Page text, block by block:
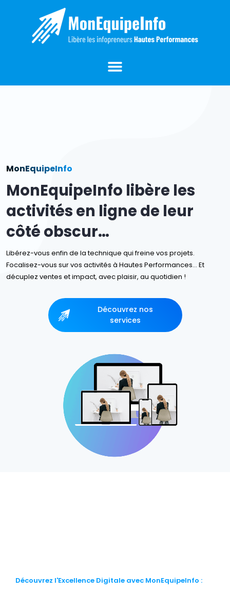
MonEquipeInfo
MonEquipeInfo libère les
activités en ligne de leur
côté obscur…
Libérez-vous enfin de la technique qui freine vos projets.
Focalisez-vous sur vos activités à Hautes Performances… Et
décuplez ventes et impact, avec plaisir, au quotidien !
Découvrez nos
services
Découvrez l'Excellence Digitale avec MonEquipeInfo :